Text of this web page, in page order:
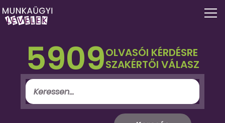
5909OLVASÓI KÉRDÉSRE
SZAKÉRTŐI VÁLASZ